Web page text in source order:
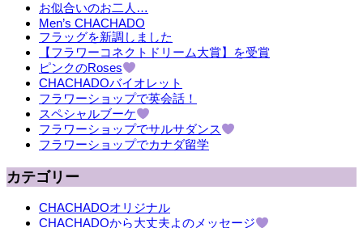
お似合いのお二人…
Men’s CHACHADO
フラッグを新調しました
【フラワーコネクトドリーム大賞】を受賞
ピンクのRoses
CHACHADOバイオレット
フラワーショップで英会話！
スペシャルブーケ
フラワーショップでサルサダンス
フラワーショップでカナダ留学
カテゴリー
CHACHADOオリジナル
CHACHADOから大丈夫よのメッセージ